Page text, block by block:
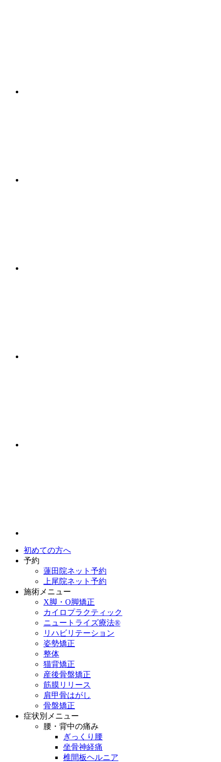
初めての方へ
予約
蓮田院ネット予約
上尾院ネット予約
施術メニュー
X脚・O脚矯正
カイロプラクティック
ニュートライズ療法®
リハビリテーション
姿勢矯正
整体
猫背矯正
産後骨盤矯正
筋膜リリース
肩甲骨はがし
骨盤矯正
症状別メニュー
腰・背中の痛み
ぎっくり腰
坐骨神経痛
椎間板ヘルニア